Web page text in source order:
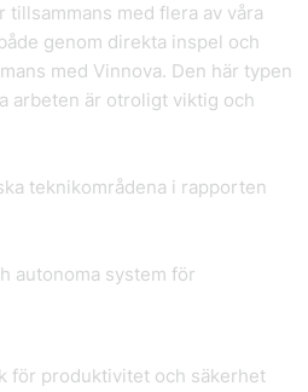
med flera av våra
genom direkta inspel och
med Vinnova. Den här typen
arbeten är otroligt viktig och
teknikområdena i rapporten
autonoma system för
för produktivitet och säkerhet